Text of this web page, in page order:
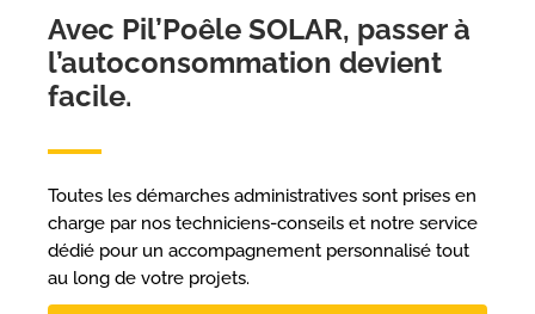
Avec Pil’Poêle SOLAR, passer à
l’autoconsommation devient
facile.
Toutes les démarches administratives sont prises en
charge par nos techniciens-conseils et notre service
dédié pour un accompagnement personnalisé tout
au long de votre projets.